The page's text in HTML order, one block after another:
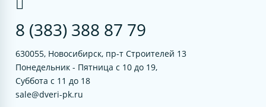
8 (383) 388 87 79
630055, Новосибирск, пр-т Строителей 13
Понедельник - Пятница с 10 до 19,
Суббота с 11 до 18
sale@dveri-pk.ru